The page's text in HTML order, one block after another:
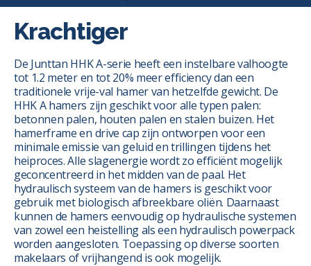
Krachtiger
De Junttan HHK A-serie heeft een instelbare valhoogte
tot 1.2 meter en tot 20% meer efficiency dan een
traditionele vrije-val hamer van hetzelfde gewicht. De
HHK A hamers zijn geschikt voor alle typen palen:
betonnen palen, houten palen en stalen buizen. Het
hamerframe en drive cap zijn ontworpen voor een
minimale emissie van geluid en trillingen tijdens het
heiproces. Alle slagenergie wordt zo efficiënt mogelijk
geconcentreerd in het midden van de paal. Het
hydraulisch systeem van de hamers is geschikt voor
gebruik met biologisch afbreekbare oliën. Daarnaast
kunnen de hamers eenvoudig op hydraulische systemen
van zowel een heistelling als een hydraulisch powerpack
worden aangesloten. Toepassing op diverse soorten
makelaars of vrijhangend is ook mogelijk.